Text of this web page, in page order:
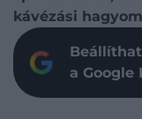
kávézási
a Google